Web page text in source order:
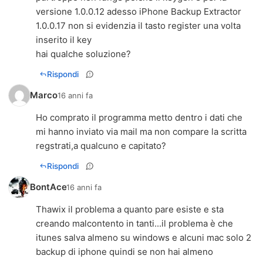
versione 1.0.0.12 adesso iPhone Backup Extractor
1.0.0.17 non si evidenzia il tasto register una volta
inserito il key
hai qualche soluzione?
Rispondi
Marco16 anni fa
Ho comprato il programma metto dentro i dati che
mi hanno inviato via mail ma non compare la scritta
regstrati,a qualcuno e capitato?
Rispondi
BontAce16 anni fa
Thawix il problema a quanto pare esiste e sta
creando malcontento in tanti...il problema è che
itunes salva almeno su windows e alcuni mac solo 2
backup di iphone quindi se non hai almeno